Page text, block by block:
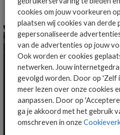
MEER ALGEMEEN IT NIEUWS
cookies om jouw voorkeuren
plaatsen wij cookies van derde
gepersonaliseerde
van de advertenties op jouw
Ook worden er cookies
netwerken. Jouw
gevolgd worden. Door op 'Zelf
meer lezen over onze cookies
aanpassen. Door op
ga je akkoord met het gebruik
omschreven in onze